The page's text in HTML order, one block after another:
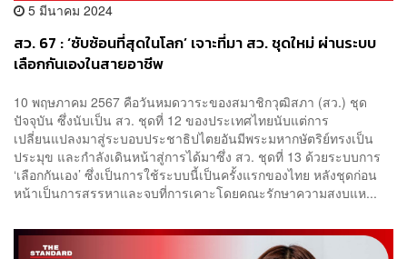
5 มีนาคม 2024
สว. 67 : ‘ซับซ้อนที่สุดในโลก’ เจาะที่มา สว. ชุดใหม่ ผ่านระบบ
เลือกกันเองในสายอาชีพ
10 พฤษภาคม 2567 คือวันหมดวาระของสมาชิกวุฒิสภา (สว.) ชุด
ปัจจุบัน ซึ่งนับเป็น สว. ชุดที่ 12 ของประเทศไทยนับแต่การ
เปลี่ยนแปลงมาสู่ระบอบประชาธิปไตยอันมีพระมหากษัตริย์ทรงเป็น
ประมุข และกำลังเดินหน้าสู่การได้มาซึ่ง สว. ชุดที่ 13 ด้วยระบบการ
‘เลือกกันเอง’ ซึ่งเป็นการใช้ระบบนี้เป็นครั้งแรกของไทย หลังชุดก่อน
หน้าเป็นการสรรหาและจบที่การเคาะโดยคณะรักษาความสงบแห...